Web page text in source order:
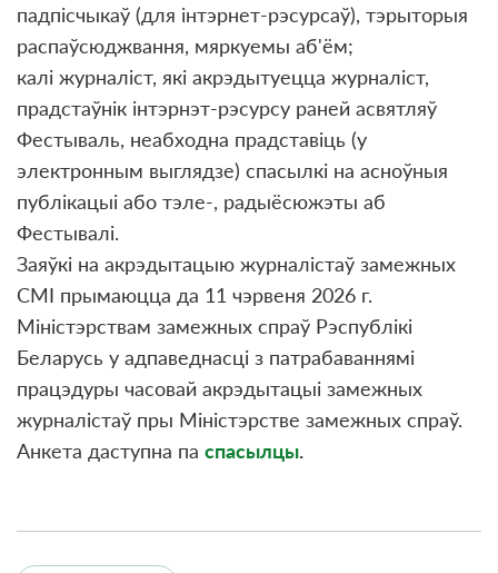
падпісчыкаў (для інтэрнет-рэсурсаў), тэрыторыя
распаўсюджвання, мяркуемы аб'ём;
калі журналіст, які акрэдытуецца журналіст,
прадстаўнік інтэрнэт-рэсурсу раней асвятляў
Фестываль, неабходна прадставіць (у
электронным выглядзе) спасылкі на асноўныя
публікацыі або тэле-, радыёсюжэты аб
Фестывалі.
Заяўкі на акрэдытацыю журналістаў замежных
СМІ прымаюцца да 11 чэрвеня 2026 г.
Міністэрствам замежных спраў Рэспублікі
Беларусь у адпаведнасці з патрабаваннямі
працэдуры часовай акрэдытацыі замежных
журналістаў пры Міністэрстве замежных спраў.
Анкета даступна па спасылцы.